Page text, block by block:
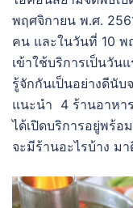
พฤศจิกายน พ.ศ.
คน และในวันที่ 10 พ
เข้าใช้บริการเป็นวัน
รู้จักกันเป็นอย่างดีนั
แนะนำ 4 ร้านอาหา
ได้เปิดบริการอยู่พร้อ
จะมีร้านอะไรบ้าง ม